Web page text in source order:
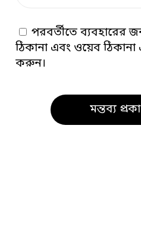
পরবর্তীতে ব্যবহারের
ঠিকানা এবং ওয়েব ঠিকানা
করুন।